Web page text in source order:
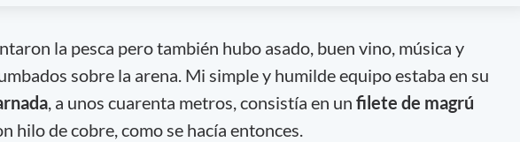
la pesca pero también hubo asado, buen vino, música y
sobre la arena. Mi simple y humilde equipo estaba en su
, a unos cuarenta metros, consistía en un filete de magrú
hilo de cobre, como se hacía entonces.